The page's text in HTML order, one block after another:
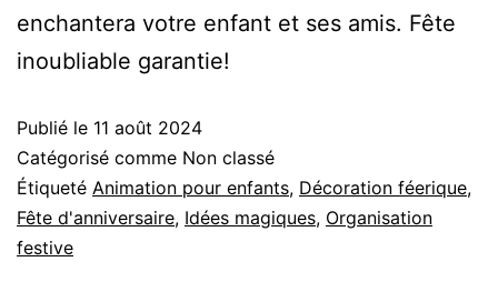
enchantera votre enfant et ses amis. Fête
inoubliable garantie!
Publié le 11 août 2024
Catégorisé comme Non classé
Étiqueté Animation pour enfants, Décoration féerique,
Fête d'anniversaire, Idées magiques, Organisation
festive